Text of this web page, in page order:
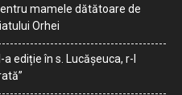
mamele dătătoare de
Orhei
ediție în s. Lucășeuca, r-l